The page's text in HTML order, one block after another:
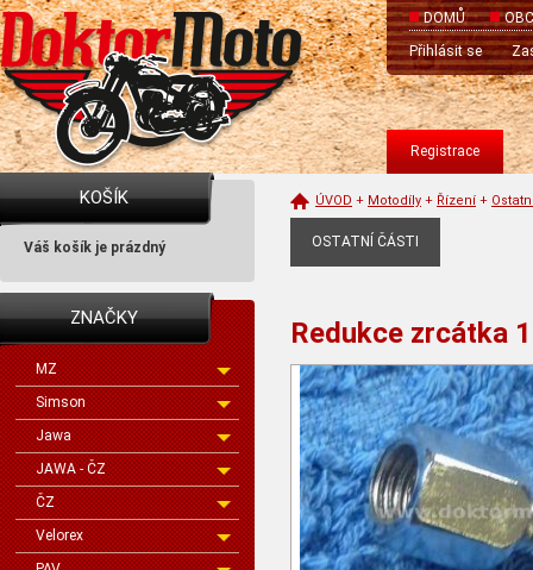
DOMŮ
Přihlásit se
Registrace
KOŠÍK
Váš košík je prázdný
ZNAČKY
MZ
Simson
Jawa
JAWA - ČZ
ČZ
Velorex
ÚVOD + Motodíly + Řízení +
OSTATNÍ ČÁSTI
Redukce zrcátka